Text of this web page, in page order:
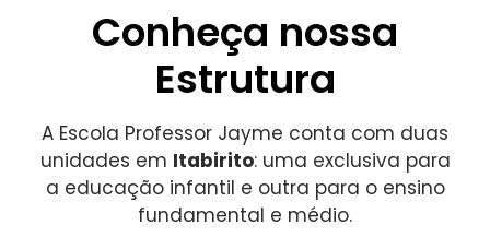
Conheça nossa
Estrutura
A Escola Professor Jayme conta com duas
unidades em Itabirito: uma exclusiva para
a educação infantil e outra para o ensino
fundamental e médio.